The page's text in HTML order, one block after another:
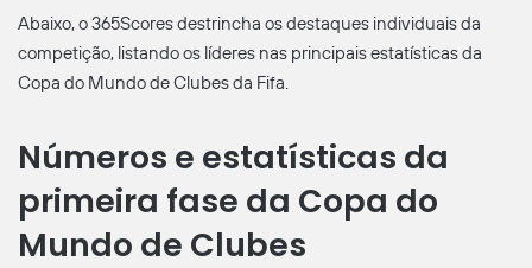
Abaixo, o 365Scores destrincha os destaques individuais da
competição, listando os líderes nas principais estatísticas da
Copa do Mundo de Clubes da Fifa.
Números e estatísticas da
primeira fase da Copa do
Mundo de Clubes